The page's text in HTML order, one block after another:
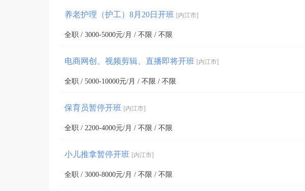
养老护理（护工）8月20日开班 [内江市]
全职 / 3000-5000元/月 / 不限 / 不限
电商网创、视频剪辑、直播即将开班 [内江市]
全职 / 5000-10000元/月 / 不限 / 不限
保育员暂停开班 [内江市]
全职 / 2200-4000元/月 / 不限 / 不限
小儿推拿暂停开班 [内江市]
全职 / 3000-8000元/月 / 不限 / 不限